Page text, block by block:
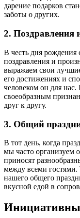
дарение подарков
заботы о других.
2. Поздравления
В честь дня рождения
поздравления и
выражаем свои
его достижениях и
человеком он для нас.
своеобразным
друг к другу.
3. Общий
В тот день, когда
мы часто организуем
приносят
между всеми гостями.
нашего общего
вкусной едой в